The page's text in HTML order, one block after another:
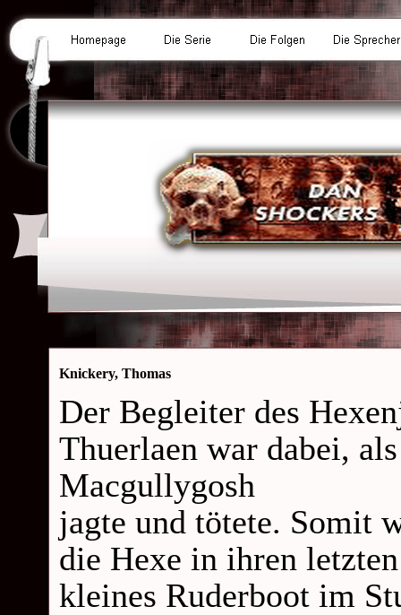
Knickery, Thomas
Der Begleiter des
Thuerlaen war dabei,
Macgullygosh
jagte und tötete. Somit
die Hexe in ihren
kleines Ruderboot im